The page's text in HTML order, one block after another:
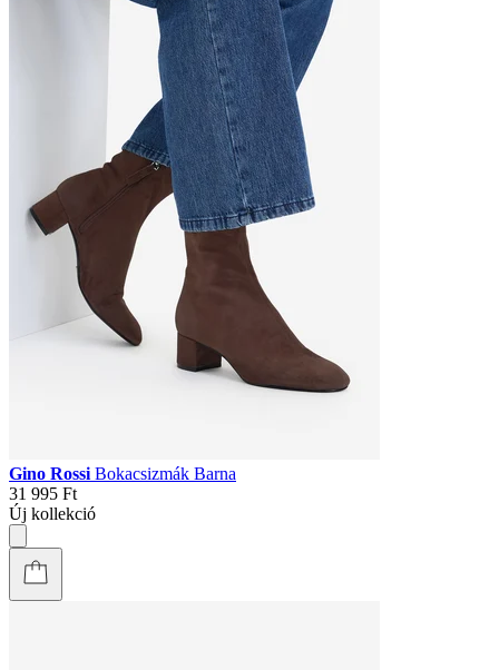
Gino Rossi Bokacsizmák Barna
31 995 Ft
Új kollekció